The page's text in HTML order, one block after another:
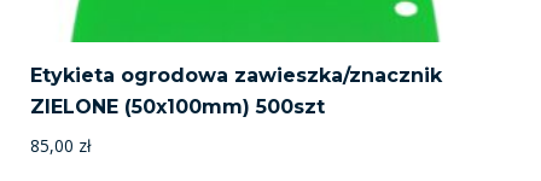
Etykieta ogrodowa zawieszka/znacznik
ZIELONE (50x100mm) 500szt
85,00 zł